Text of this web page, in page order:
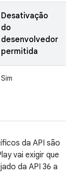
Desativação
do
desenvolvedor
permitida
Sim
da API são
vai exigir que
da API 36 a